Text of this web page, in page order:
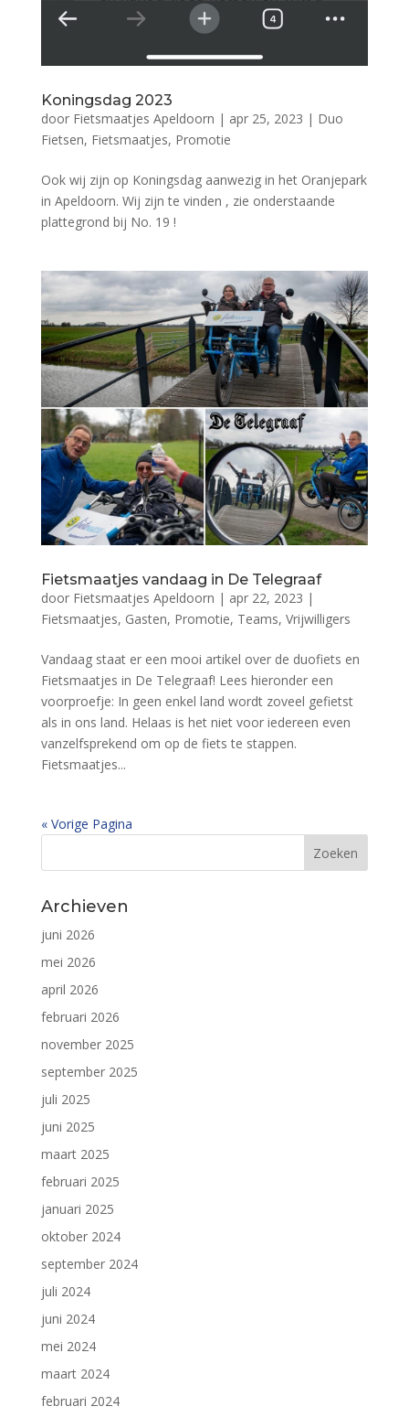
Koningsdag 2023
door Fietsmaatjes Apeldoorn | apr 25, 2023 | Duo
Fietsen, Fietsmaatjes, Promotie
Ook wij zijn op Koningsdag aanwezig in het Oranjepark
in Apeldoorn. Wij zijn te vinden , zie onderstaande
plattegrond bij No. 19 !
Fietsmaatjes vandaag in De Telegraaf
door Fietsmaatjes Apeldoorn | apr 22, 2023 |
Fietsmaatjes, Gasten, Promotie, Teams, Vrijwilligers
Vandaag staat er een mooi artikel over de duofiets en
Fietsmaatjes in De Telegraaf! Lees hieronder een
voorproefje: In geen enkel land wordt zoveel gefietst
als in ons land. Helaas is het niet voor iedereen even
vanzelfsprekend om op de fiets te stappen.
Fietsmaatjes...
« Vorige Pagina
Archieven
juni 2026
mei 2026
april 2026
februari 2026
november 2025
september 2025
juli 2025
juni 2025
maart 2025
februari 2025
januari 2025
oktober 2024
september 2024
juli 2024
juni 2024
mei 2024
maart 2024
februari 2024